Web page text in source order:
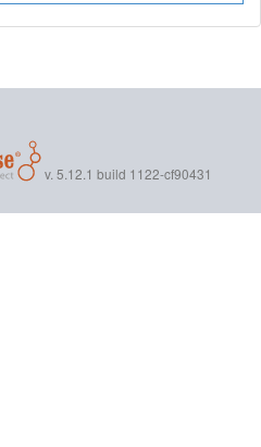
v. 5.12.1 build 1122-cf90431